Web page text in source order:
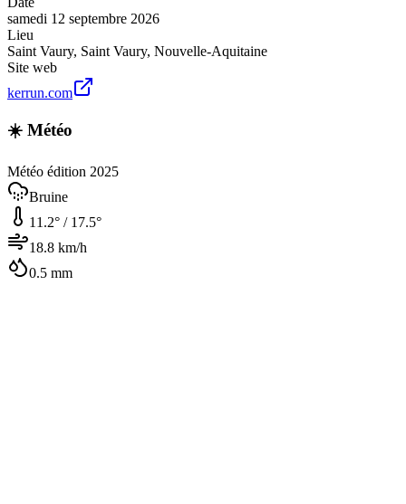
samedi 12 septembre 2026
Lieu
Saint Vaury, Saint Vaury, Nouvelle-Aquitaine
Site web
kerrun.com
☀️ Météo
Météo édition 2025
Bruine
11.2° / 17.5°
18.8 km/h
0.5 mm